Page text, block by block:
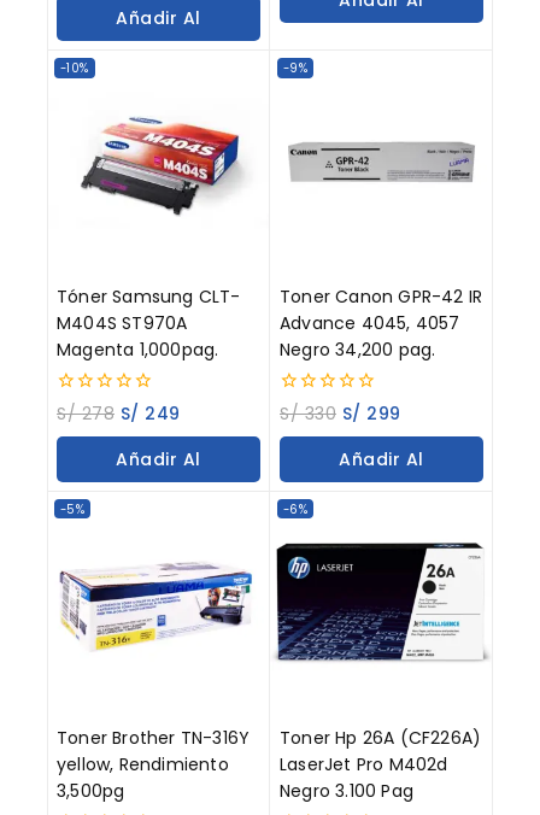
Añadir Al
-10%
Tóner Samsung CLT-
M404S ST970A
Magenta 1,000pag.
0
out
of
S/278 S/ 249
Añadir Al
-9%
Toner Canon GPR-42 IR
Advance 4045, 4057
Negro 34,200 pag.
0
out
of
S/330 S/ 299
Añadir Al
-5%
Toner Brother TN-316Y
yellow, Rendimiento
3,500pg
-6%
Toner Hp 26A (CF226A)
LaserJet Pro M402d
Negro 3.100 Pag